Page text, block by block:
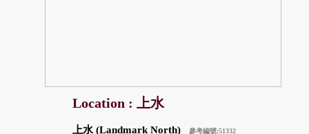
Location : 上水
上水 (Landmark North) 參考編號:51332